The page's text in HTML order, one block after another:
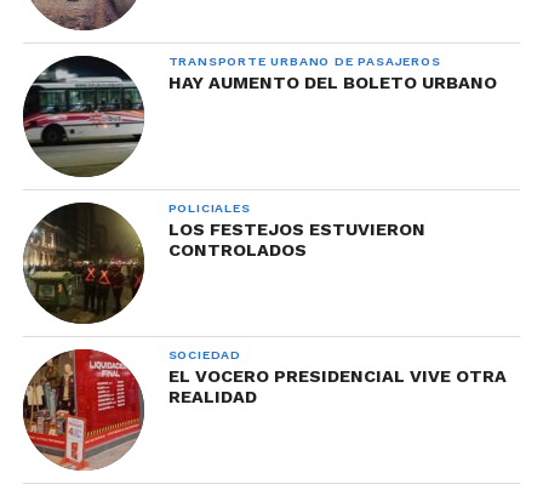
TRANSPORTE URBANO DE PASAJEROS
HAY AUMENTO DEL BOLETO URBANO
POLICIALES
LOS FESTEJOS ESTUVIERON
CONTROLADOS
SOCIEDAD
EL VOCERO PRESIDENCIAL VIVE OTRA
REALIDAD